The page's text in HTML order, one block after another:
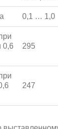
0,1 … 1,0
0,6
295
247